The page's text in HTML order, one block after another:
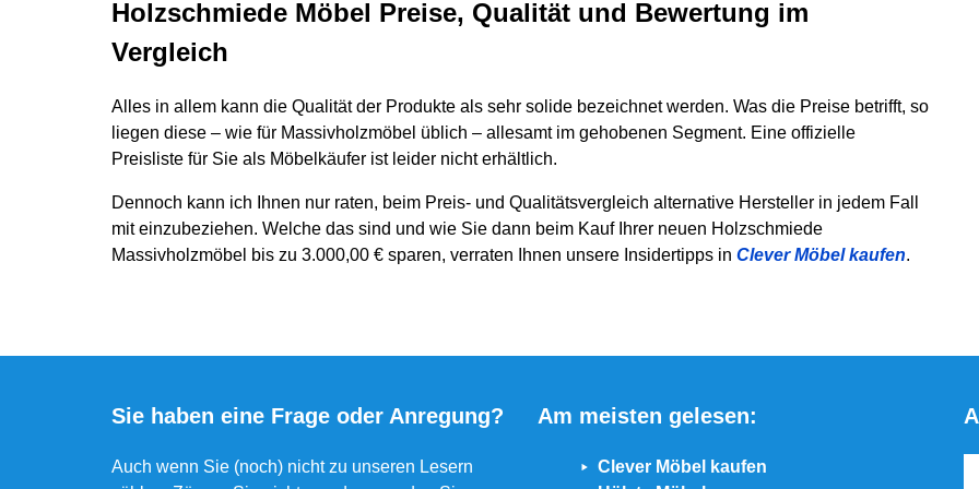
Holzschmiede Möbel Preise, Qualität und Bewertung im
Vergleich
Alles in allem kann die Qualität der Produkte als sehr solide bezeichnet werden. Was die Preise betrifft, so
liegen diese – wie für Massivholzmöbel üblich – allesamt im gehobenen Segment. Eine offizielle
Preisliste für Sie als Möbelkäufer ist leider nicht erhältlich.
Dennoch kann ich Ihnen nur raten, beim Preis- und Qualitätsvergleich alternative Hersteller in jedem Fall
mit einzubeziehen. Welche das sind und wie Sie dann beim Kauf Ihrer neuen Holzschmiede
Massivholzmöbel bis zu 3.000,00 € sparen, verraten Ihnen unsere Insidertipps in Clever Möbel kaufen.
Sie haben eine Frage oder Anregung?
Auch wenn Sie (noch) nicht zu unseren Lesern
Am meisten gelesen:
Clever Möbel kaufen